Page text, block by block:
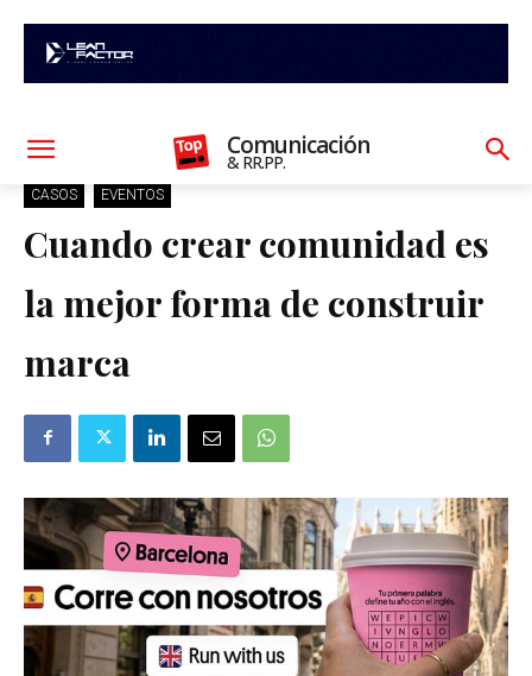
Comunicación
& RR.PP.
CASOS EVENTOS
Cuando crear comunidad es
la mejor forma de construir
marca